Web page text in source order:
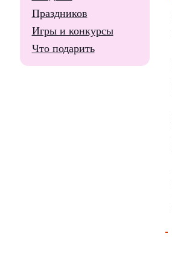
Праздников
Игры и конкурсы
Что подарить